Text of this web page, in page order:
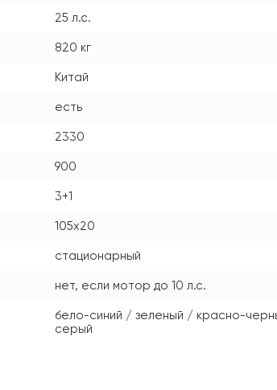
25 л.с.
820 кг
Китай
есть
2330
900
3+1
105x20
стационарный
нет, если мотор до 10 л.с.
бело-синий / зеленый / красно-
серый